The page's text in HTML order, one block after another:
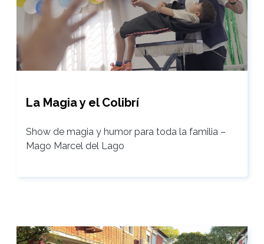
La Magia y el Colibrí
Show de magia y humor para toda la familia –
Mago Marcel del Lago